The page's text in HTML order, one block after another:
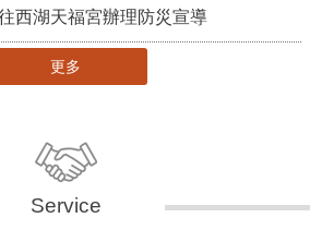
西湖天福宮辦理防災宣導
更多